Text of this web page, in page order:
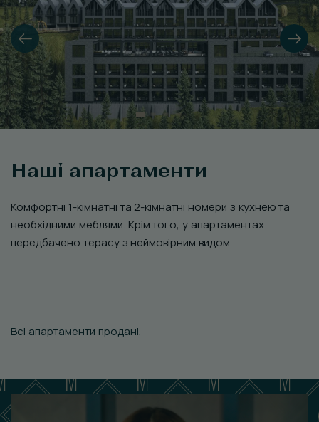
Наші апартаменти
Комфортні 1-кімнатні та 2-кімнатні номери з кухнею та
необхідними меблями. Крім того, у апартаментах
передбачено терасу з неймовірним видом.
Всі апартаменти продані.